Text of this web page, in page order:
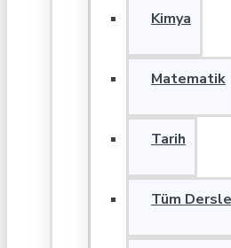
Kimya
Matematik
Tarih
Tüm